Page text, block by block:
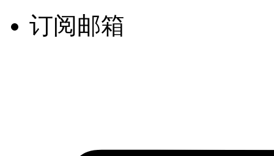
订阅邮箱